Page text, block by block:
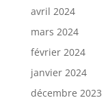
avril 2024
mars 2024
février 2024
janvier 2024
décembre 2023